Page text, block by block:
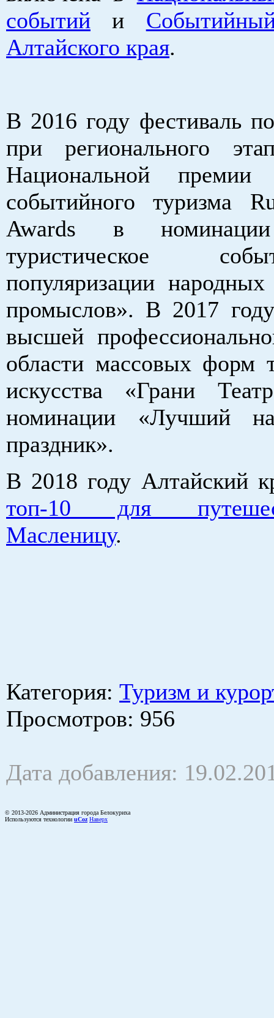
событий и
Алтайского края.
В 2016 году фестиваль
при регионального
Национальной
событийного туризма
Awards в
туристическое
популяризации
промыслов». В 2017
высшей
области массовых форм
искусства «Грани
номинации «Лучший
праздник».
В 2018 году Алтайский
топ-10 для
Масленицу.
Категория: Туризм и
Просмотров: 956
Дата добавления:
© 2013-2026 Администрация города Белокуриха
Используются технологии uCoz Наверх